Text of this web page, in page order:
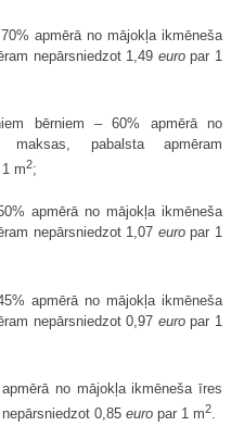
apmērā no mājokļa ikmēneša
nepārsniedzot 1,49 europar 1
bērniem – 60% apmērā no
pabalsta apmēram
m2;
apmērā no mājokļa ikmēneša
nepārsniedzot 1,07 europar 1
apmērā no mājokļa ikmēneša
nepārsniedzot 0,97 europar 1
no mājokļa ikmēneša īres
0,85 euro par 1 m2.